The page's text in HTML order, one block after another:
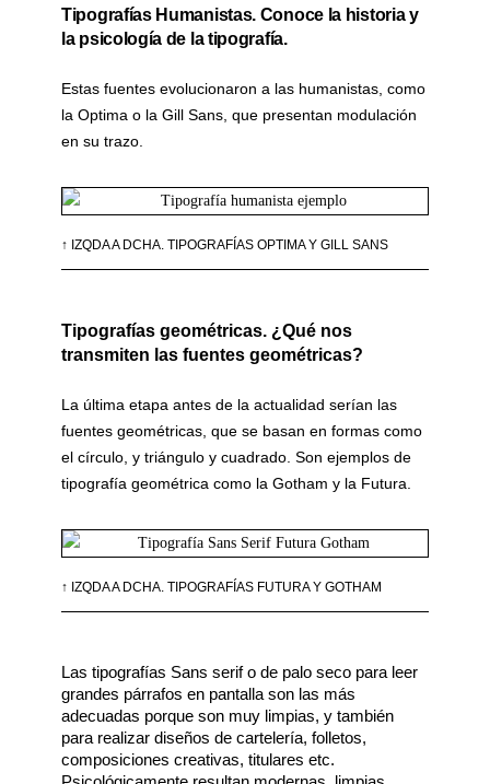
Tipografías Humanistas. Conoce la historia y
la psicología de la tipografía.
Estas fuentes evolucionaron a las humanistas, como
la Optima o la Gill Sans, que presentan modulación
en su trazo.
↑ IZQDA A DCHA. TIPOGRAFÍAS OPTIMA Y GILL SANS
Tipografías geométricas. ¿Qué nos
transmiten las fuentes geométricas?
La última etapa antes de la actualidad serían las
fuentes geométricas, que se basan en formas como
el círculo, y triángulo y cuadrado. Son ejemplos de
tipografía geométrica como la Gotham y la Futura.
↑ IZQDA A DCHA. TIPOGRAFÍAS FUTURA Y GOTHAM
Las tipografías Sans serif o de palo seco para leer
grandes párrafos en pantalla son las más
adecuadas porque son muy limpias, y también
para realizar diseños de cartelería, folletos,
composiciones creativas, titulares etc.